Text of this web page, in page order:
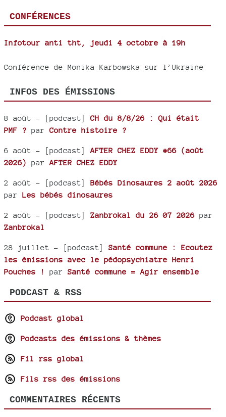
CONFÉRENCES
Infotour anti tht, jeudi 4 octobre à 19h
Conférence de Monika Karbowska sur l’Ukraine
INFOS DES ÉMISSIONS
8 août - [podcast]CH du 8/8/26 : Qui était
PMF ? parContre histoire ?
6 août - [podcast] AFTER CHEZ EDDY #66 (août
2026)
par AFTER CHEZ EDDY
2 août - [podcast] Bébés Dinosaures 2 août 2026
par Les bébés dinosaures
2 août - [podcast] Zanbrokal du 26 07 2026 par
Zanbrokal
28 juillet - [podcast] Santé commune : Ecoutez
les émissions avec le pédopsychiatre Henri
Pouches !
par Santé commune = Agir ensemble
PODCAST & RSS
Podcast global
Podcasts des émissions & thèmes
Fil rss global
Fils rss des émissions
COMMENTAIRES RÉCENTS